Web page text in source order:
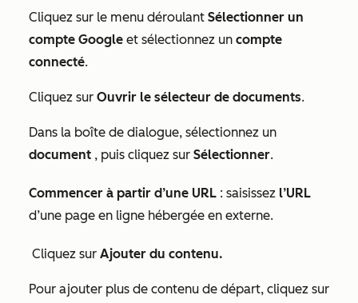
Cliquez sur le menu déroulant Sélectionner un
compte Google et sélectionnez un compte
connecté.
Cliquez sur Ouvrir le sélecteur de documents.
Dans la boîte de dialogue, sélectionnez un
document , puis cliquez sur Sélectionner.
Commencer à partir d’une URL : saisissez l’URL
d’une page en ligne hébergée en externe.
Cliquez sur Ajouter du contenu.
Pour ajouter plus de contenu de départ, cliquez sur